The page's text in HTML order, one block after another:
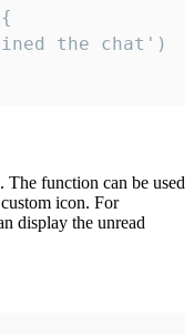
The function can be used
icon. For
display the unread